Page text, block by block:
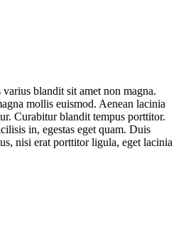
varius blandit sit amet non magna.
mollis euismod. Aenean lacinia
Curabitur blandit tempus porttitor.
in, egestas eget quam. Duis
nisi erat porttitor ligula, eget lacinia